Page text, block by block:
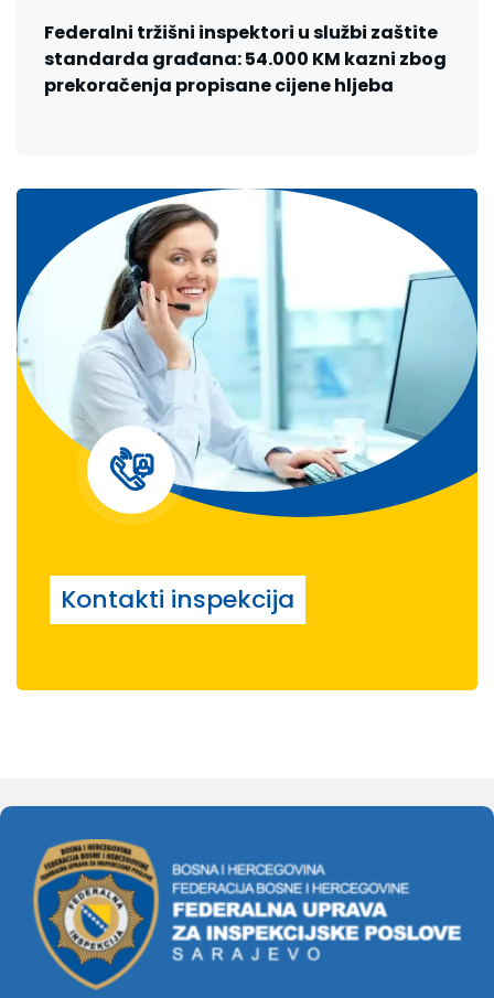
Federalni tržišni inspektori u službi zaštite
standarda građana: 54.000 KM kazni zbog
prekoračenja propisane cijene hljeba
Kontakti inspekcija